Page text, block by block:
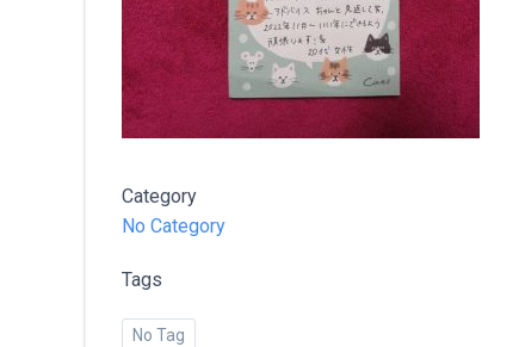
Category
No Category
Tags
No Tag